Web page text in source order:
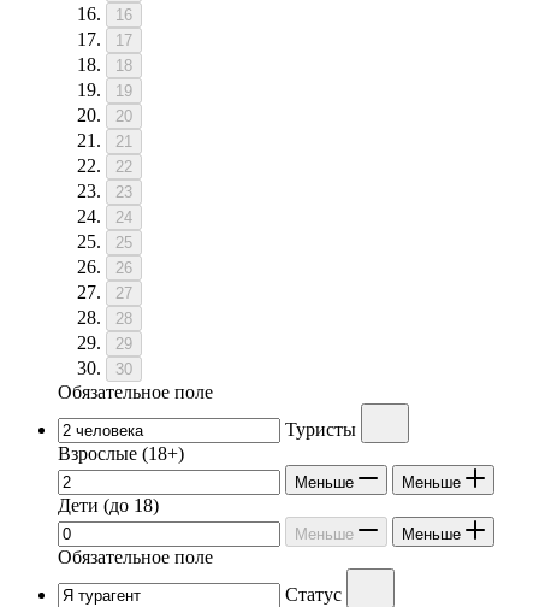
16
17
18
19
20
21
22
23
24
25
26
27
28
29
30
Обязательное поле
Туристы
Взрослые (18+)
Меньше Меньше
Дети (до 18)
Меньше Меньше
Обязательное поле
Статус